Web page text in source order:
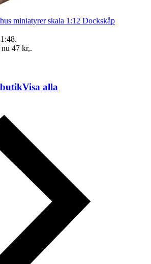
miniatyrer skala 1:12 Dockskåp
.
47 kr,.
Visa alla